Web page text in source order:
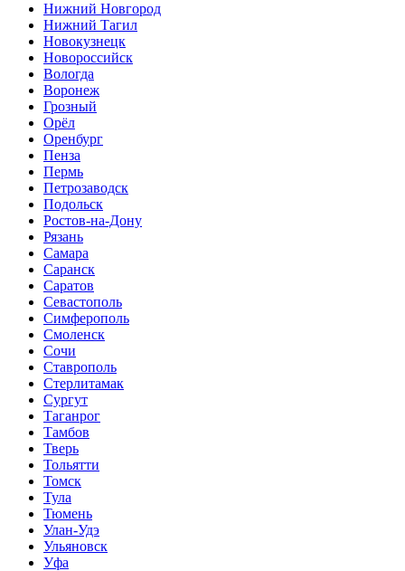
Нижний Новгород
Нижний Тагил
Новокузнецк
Новороссийск
Вологда
Воронеж
Грозный
Орёл
Оренбург
Пенза
Пермь
Петрозаводск
Подольск
Ростов-на-Дону
Рязань
Самара
Саранск
Саратов
Севастополь
Симферополь
Смоленск
Сочи
Ставрополь
Стерлитамак
Сургут
Таганрог
Тамбов
Тверь
Тольятти
Томск
Тула
Тюмень
Улан-Удэ
Ульяновск
Уфа